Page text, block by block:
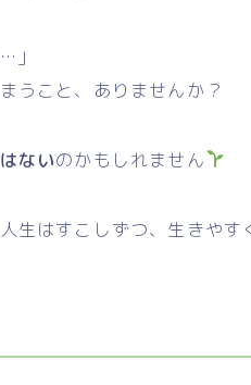
」
うこと、ありませんか？
ないのかもしれません
生はすこしずつ、生きやす